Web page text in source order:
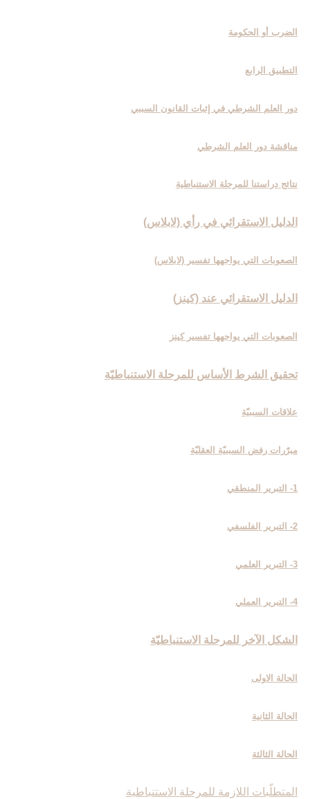
الضرب أو الحكومة
التطبيق الرابع‏
دور العلم الشرطي في إثبات القانون السببي
مناقشة دور العلم الشرطي
نتائج دراستنا للمرحلة الاستنباطية
الدليل الاستقرائي في رأي (لابلاس‏)
الصعوبات التي يواجهها تفسير (لابلاس)
الدليل الاستقرائي عند (كينز)
الصعوبات التي يواجهها تفسير كينز
تحقيق الشرط الأساس للمرحلة الاستنباطيّة
علاقات السببيّة
مبرّرات رفض السببيّة العقليّة
1- التبرير المنطقي
2- التبرير الفلسفي
3- التبرير العلمي
4- التبرير العملي
الشكل الآخر للمرحلة الاستنباطيّة
الحالة الاولى
الحالة الثانية
الحالة الثالثة
المتطلّبات اللازمة للمرحلة الاستنباطية